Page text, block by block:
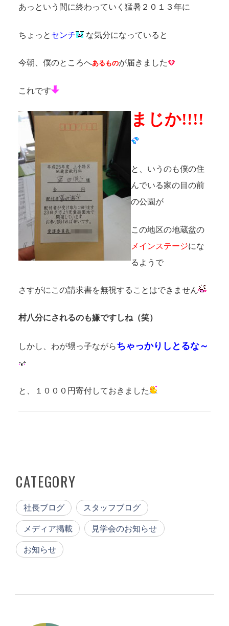
あっという間に終わっていく猛暑２０１３年に
ちょっと センチ な気分になっていると
今朝、僕のところへあるものが届きました
これです
まじか!!!!
と、いうのも僕の住
んでいる家の目の前
の公園が
この地区の地蔵盆の
メインステージにな
るようで
さすがにこの請求書を無視することはできません
村八分にされるのも嫌ですしね（笑）
しかし、わが甥っ子ながらちゃっかりしとるな～
と、１０００円寄付しておきました
CATEGORY
社長ブログ スタッフブログ
メディア掲載 見学会のお知らせ
お知らせ